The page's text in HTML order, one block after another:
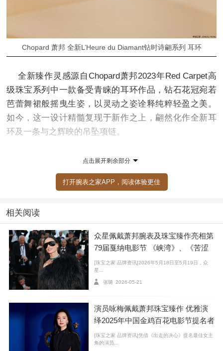
Chopard 萧邦 全新L’Heure du Diamant钻时诗翩系列 耳环
全新臻作灵感源自Chopard萧邦2023年Red Carpet高
级珠宝系列中一款备受青睐的耳环作品，钻石花冠宛若
芭蕾舞裙般摇曳生姿，以灵动之姿诠释纯粹轻盈之美。
如今，这一设计精髓复现于新作之上，翩然化作全新耳
环及一条与之辉映的吊坠项链。
萧邦可持续发展理念的白18K金或玫瑰色18K金打造，镶
嵌逾3.5克拉梨形及明亮式切割钻石，如同共舞的舞伴般
织错落的设计语言，同样以符合Chopard萧邦可持续发展
和社会责任理念的白18K金或玫瑰色18K金制成，镶嵌逾
2.5克拉璀璨钻石，随光影流转勾勒翩跹韵律，如钻时诗
翩系列所有臻作一般，每件臻作皆是光与美的动人协
奏。
L’Heure du Diamant钻时诗翩系列：
点击展开剩余部分
打开腕表之家APP，阅读体验更佳
相关阅读
众星佩戴萧邦腕表及珠宝臻作亮相第
79届戛纳电影节 《峡湾》、《苦涩
的圣诞节》首映礼红毯
[珠宝之家 品牌资讯]2026年5月18日至5月19日，众
星...
张璐 2026-05-21
演员咏梅佩戴萧邦珠宝臻作 优雅演
绎2025年中国金鸡百花电影节提名者
荣誉大片
[珠宝之家 品牌资讯]凭借《出走的决心》提名最佳女主
角的演员...